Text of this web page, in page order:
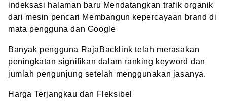
indeksasi halaman baru Mendatangkan trafik organik
dari mesin pencari Membangun kepercayaan brand di
mata pengguna dan Google
Banyak pengguna RajaBacklink telah merasakan
peningkatan signifikan dalam ranking keyword dan
jumlah pengunjung setelah menggunakan jasanya.
Harga Terjangkau dan Fleksibel